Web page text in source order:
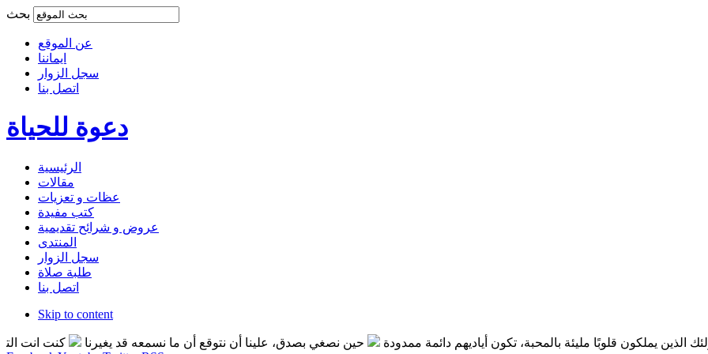
عن الموقع
ايماننا
سجل الزوار
اتصل بنا
دعوة للحياة
الرئيسية
مقالات
عظات و تعزيات
كتب مفيدة
عروض و شرائح تقديمية
المنتدى
سجل الزوار
طلبة صلاة
اتصل بنا
Skip to content
يملكون قلوبًا مليئة بالمحبة، تكون أياديهم دائمة ممدودة حين نصغي بصدق، علينا أن نتوقع أن ما نسمعه قد يغيرنا كنت انت التغير الذي